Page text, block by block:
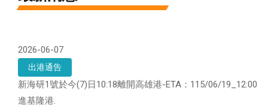
2026-06-07
出港通告
新海研1號於今(7)日10:18離開高雄港-ETA：115/06/19_12:00
進基隆港.